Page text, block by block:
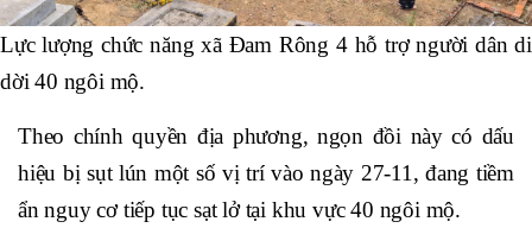
Lực lượng chức năng xã Đam Rông 4 hỗ trợ người dân di
dời 40 ngôi mộ.
Theo chính quyền địa phương, ngọn đồi này có dấu
hiệu bị sụt lún một số vị trí vào ngày 27-11, đang tiềm
ẩn nguy cơ tiếp tục sạt lở tại khu vực 40 ngôi mộ.